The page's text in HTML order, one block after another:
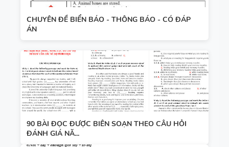
CHUYÊN ĐỀ BIỂN BÁO - THÔNG BÁO - CÓ ĐÁP
ÁN
90 BÀI ĐỌC ĐƯỢC BIÊN SOẠN THEO CÂU HỎI
ĐÁNH GIÁ NĂ...